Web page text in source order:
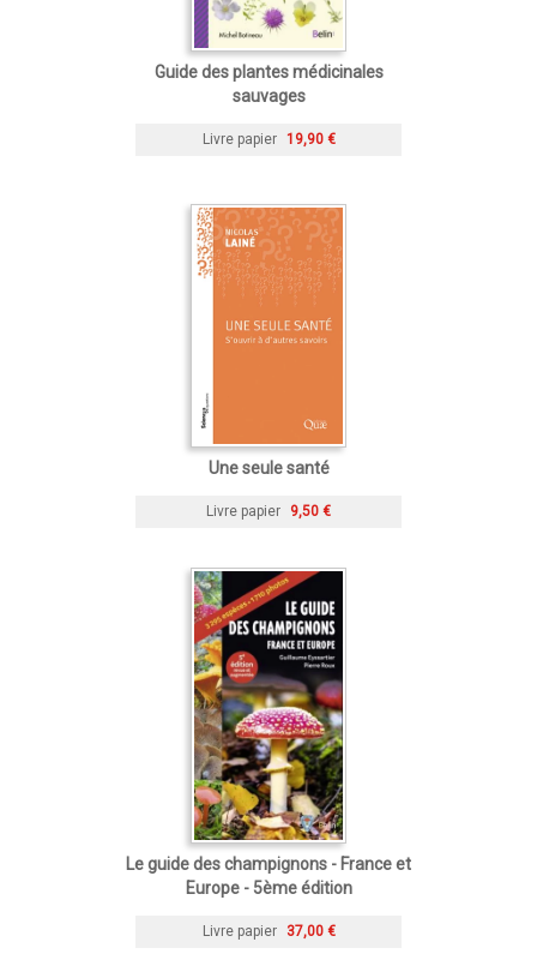
Guide des plantes médicinales
sauvages
Livre papier 19,90 €
Une seule santé
Livre papier 9,50 €
Le guide des champignons - France et
Europe - 5ème édition
Livre papier 37,00 €